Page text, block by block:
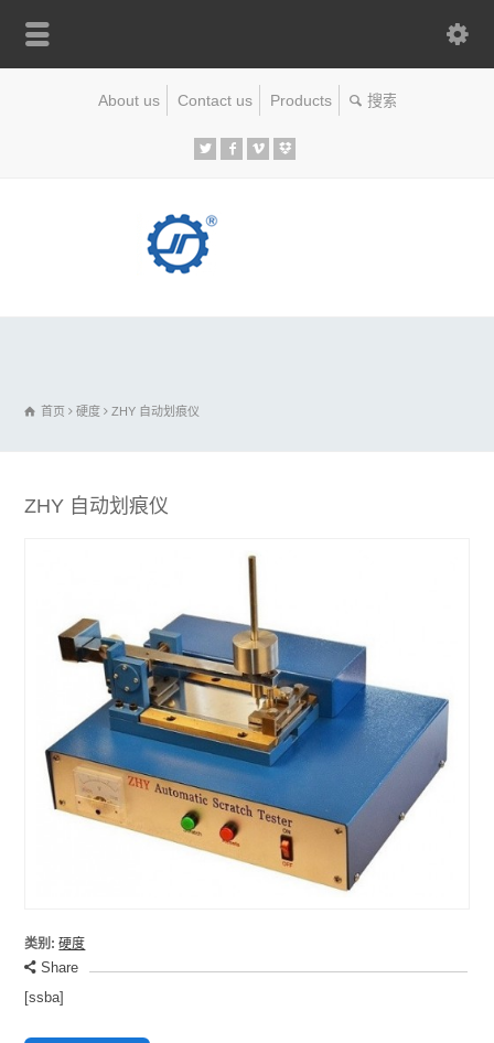
About us Contact us Products
首页 硬度 ZHY 自动划痕仪
ZHY 自动划痕仪
类别: 硬度
Share
[ssba]